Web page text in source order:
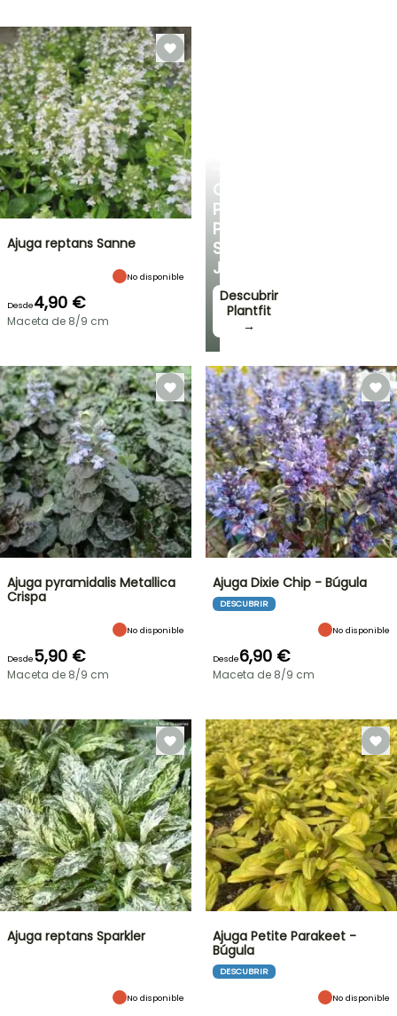
CONSEJOS
PERSONALIZADOS
PARA
SU
JARDÍN
Descubrir
Plantfit
→
Ajuga reptans Sanne
No disponible
Desde4,90 €
Maceta de 8/9 cm
Ajuga pyramidalis Metallica
Crispa
No disponible
Desde5,90 €
Maceta de 8/9 cm
Ajuga Dixie Chip - Búgula
DESCUBRIR
No disponible
Desde6,90 €
Maceta de 8/9 cm
Ajuga reptans Sparkler
No disponible
Ajuga Petite Parakeet -
Búgula
DESCUBRIR
No disponible